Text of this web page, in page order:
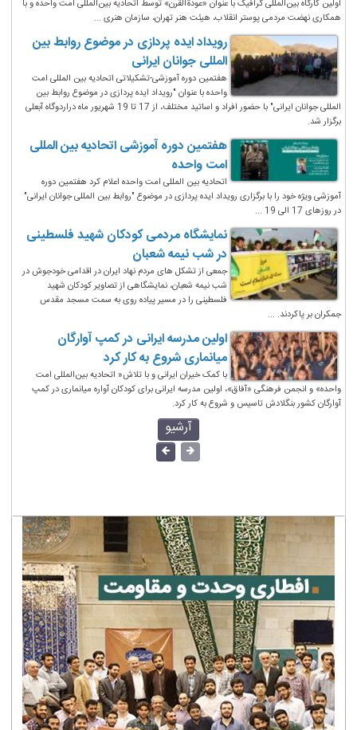
اولین کارگاه بین‌المللی گرافیک با عنوان «عودةالقرن» توسط اتحادیه بین‌المللی امت واحده و با
همکاری نهضت مردمی پوستر انقلاب، هیئت هنر تهران، سازمان هنری ...
رویداد ایده پردازی در موضوع روابط بین
المللی جوانان ایرانی
هفتمین دوره آموزشی-تشکیلاتی اتحادیه بین المللی امت
واحده با عنوان "رویداد ایده پردازی در موضوع روابط بین
المللی جوانان ایرانی" با حضور افراد و اساتید مختلف، از 17 تا 19 شهریور ماه دراردوگاه آبعلی
برگزار شد.
هفتمین دوره آموزشی اتحادیه بین المللی
امت واحده
اتحادیه بین المللی امت واحده اعلام کرد هفتمین دوره
آموزشی ویژه خود را با برگزاری رویداد ایده پردازی در موضوع "روابط بین المللی جوانان ایرانی"
در روزهای 17 الی 19 ...
نمایشگاه مردمی کودکان شهید فلسطینی
در شب نیمه شعبان
جمعی از تشکل های مردم نهاد ایران در اقدامی خودجوش در
شب نیمه شعبان، نمایشگاهی از تصاویر کودکان شهید
فلسطینی را در مسیر پیاده روی به سمت مسجد مقدس
جمکران بر پاکردند. ...
اولین مدرسه ایرانی در کمپ آوارگان
میانماری شروع به کار کرد
با کمک خیران ایرانی و با تلاش« اتحادیه بین‌المللی امت
واحده» و انجمن فرهنگی «آفاق»، اولین مدرسه ایرانی برای کودکان آواره میانماری در کمپ
آوارگان کشور بنگلادش تاسیس و شروع به کار کرد.
آرشیو